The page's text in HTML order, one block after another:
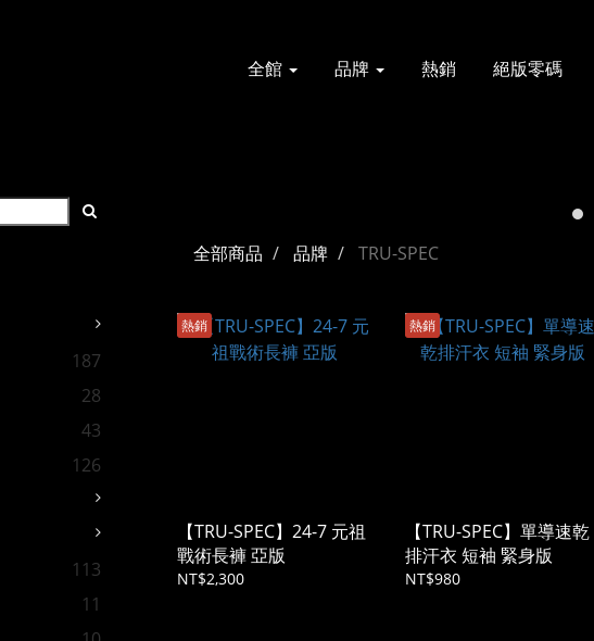
全館 品牌 熱銷 絕版零碼
187
28
43
126
113
11
全部商品 品牌 TRU-SPEC
熱銷
【TRU-SPEC】24-7 元祖
戰術長褲 亞版
NT$2,300
熱銷
【TRU-SPEC】單導速乾
排汗衣 短袖 緊身版
NT$980